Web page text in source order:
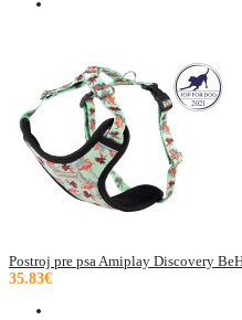
Postroj pre psa Amiplay Discovery
35.83€